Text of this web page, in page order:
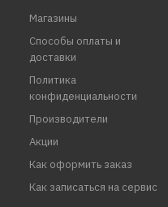
Магазины
Способы оплаты и
доставки
Политика
конфиденциальности
Производители
Акции
Как оформить заказ
Как записаться на сервис